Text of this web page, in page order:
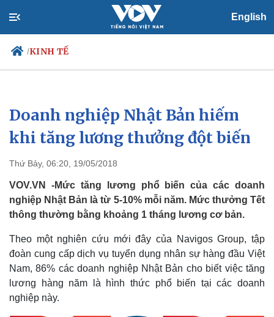
English
/KINH TẾ
Chính trị
Đảng
Tổ chức nhân sự
Nhận diện sự thật
Xã hội
Tin 24h
Dự báo thời tiết
Việc làm
Biển đảo
Doanh nghiệp Nhật Bản hiếm
khi tăng lương thưởng đột biến
Thứ Bảy, 06:20, 19/05/2018
VOV.VN -Mức tăng lương phổ biến của các doanh
nghiệp Nhật Bản là từ 5-10% mỗi năm. Mức thưởng Tết
thông thường bằng khoảng 1 tháng lương cơ bản.
Theo một nghiên cứu mới đây của Navigos Group, tập
đoàn cung cấp dịch vụ tuyển dụng nhân sự hàng đầu Việt
Nam, 86% các doanh nghiệp Nhật Bản cho biết việc tăng
lương hàng năm là hình thức phổ biến tại các doanh
nghiệp này.